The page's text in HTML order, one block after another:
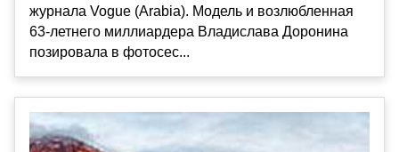
журнала Vogue (Arabia). Модель и возлюбленная
63-летнего миллиардера Владислава Доронина
позировала в фотосес...